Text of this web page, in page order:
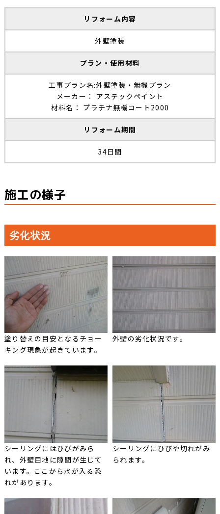
リフォーム内容
外壁塗装
プラン・使用材料
工事プラン名:外壁塗装・無機プラン
メーカー： アステックペイント
材料名： プラチナ無機コート2000
リフォーム期間
34日間
施工の様子
劣化状況
塗り替えの目安となるチョー
キング現象が起きています。
外壁の劣化状況です。
シーリングにはひびがみら
れ、外壁目地に隙間が生じて
います。ここから水が入る恐
れがあります。
シーリングにひびや切れがみ
られます。